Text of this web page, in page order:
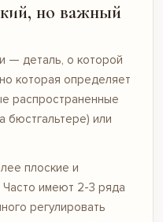
но важный
— деталь, о которой
которая определяет
распространенные
бюстгальтере) или
плоские и
имеют 2-3 ряда
регулировать